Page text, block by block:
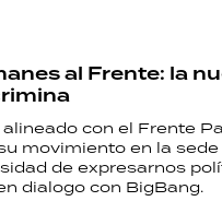
al Frente: la
alineado con el Frente
movimiento en la
de expresarnos
dialogo con BigBang.